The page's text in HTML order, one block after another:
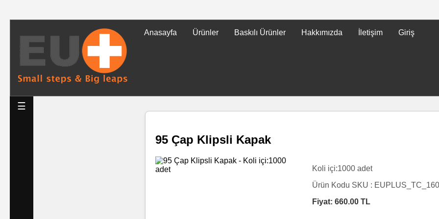
Anasayfa Ürünler Baskılı Ürünler Hakkımızda İletişim Giriş
☰
Tüm
Ürünler
Islak
95 Çap Klipsli Kapak
Koli içi:1000 adet
Ürün Kodu SKU : EUPLUS_TC_160
Fiyat: 660.00 TL